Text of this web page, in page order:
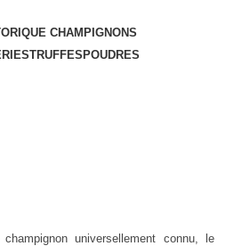
CHAMPIGNONS
TRUFFES POUDRES
universellement connu, le